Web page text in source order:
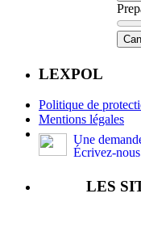
LEXPOL
Politique de
Mentions légales
Une
Écrivez-
LES